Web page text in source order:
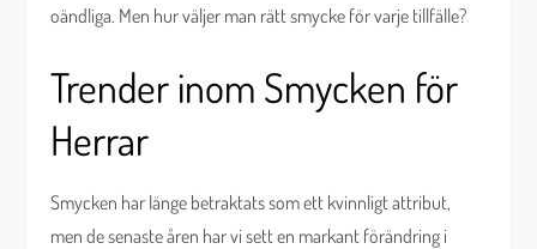
oändliga. Men hur väljer man rätt smycke för varje tillfälle?
Trender inom Smycken för
Herrar
Smycken har länge betraktats som ett kvinnligt attribut,
men de senaste åren har vi sett en markant förändring i